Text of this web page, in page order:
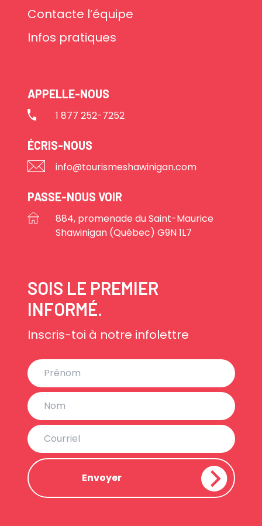
Contacte l’équipe
Infos pratiques
APPELLE-NOUS
1 877 252-7252
ÉCRIS-NOUS
info@tourismeshawinigan.com
PASSE-NOUS VOIR
884, promenade du Saint-Maurice
Shawinigan (Québec) G9N 1L7
SOIS LE PREMIER
INFORMÉ.
Inscris-toi à notre infolettre